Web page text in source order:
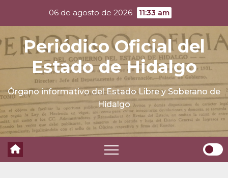
content
06 de agosto de 2026 11:33 am
Periódico Oficial del
Estado de Hidalgo
Órgano informativo del Estado Libre y Soberano de
Hidalgo